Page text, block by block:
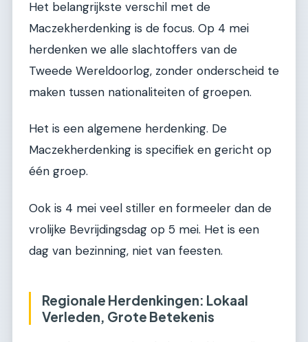
Het belangrijkste verschil met de
Maczekherdenking is de focus. Op 4 mei
herdenken we alle slachtoffers van de
Tweede Wereldoorlog, zonder onderscheid te
maken tussen nationaliteiten of groepen.
Het is een algemene herdenking. De
Maczekherdenking is specifiek en gericht op
één groep.
Ook is 4 mei veel stiller en formeeler dan de
vrolijke Bevrijdingsdag op 5 mei. Het is een
dag van bezinning, niet van feesten.
Regionale Herdenkingen: Lokaal
Verleden, Grote Betekenis